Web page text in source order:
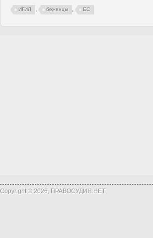
ИГИЛ , беженцы , ЕС
Copyright © 2026, ПРАВОСУДИЯ.НЕТ